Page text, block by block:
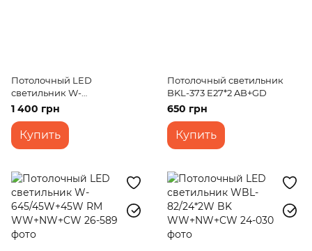
Потолочный LED
светильник W-
648/45W+45W RM
WW+NW+CW
1 400 грн
Купить
Потолочный светильник
BKL-373 E27*2 AB+GD
650 грн
Купить